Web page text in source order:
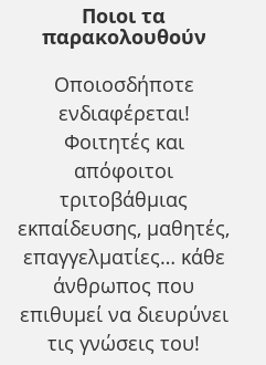
Ποιοι τα
παρακολουθούν
Οποιοσδήποτε
ενδιαφέρεται!
Φοιτητές και
απόφοιτοι
τριτοβάθμιας
εκπαίδευσης, μαθητές,
επαγγελματίες… κάθε
άνθρωπος που
επιθυμεί να διευρύνει
τις γνώσεις του!